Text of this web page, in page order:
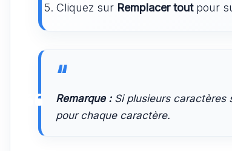
Cliquez sur Remplacer toutpour
Remarque :Si plusieurs caractères
pour chaque caractère.